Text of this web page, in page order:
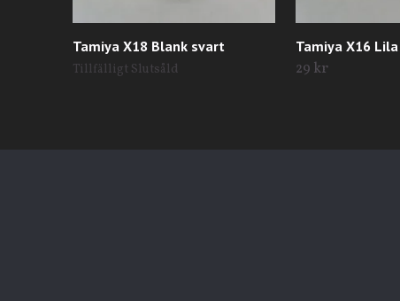
Tamiya X18 Blank svart
Tillfälligt Slutsåld
Tamiya X16 Lila
29 kr